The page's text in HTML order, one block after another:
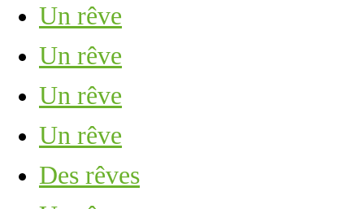
Un rêve
Un rêve
Un rêve
Un rêve
Des rêves